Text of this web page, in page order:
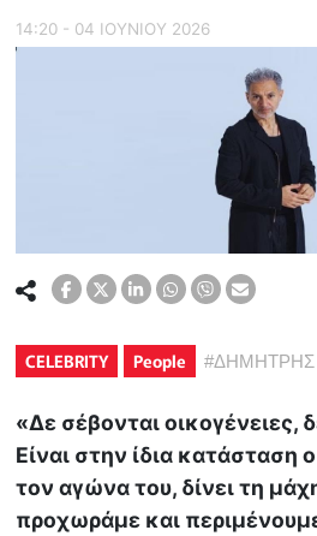
14:20 - 04 ΙΟΥΝΙΟΥ 2026
CELEBRITY People #ΔΗΜΗΤΡΗΣ
«Δε σέβονται οικογένειες,
Είναι στην ίδια κατάσταση
τον αγώνα του, δίνει τη
προχωράμε και